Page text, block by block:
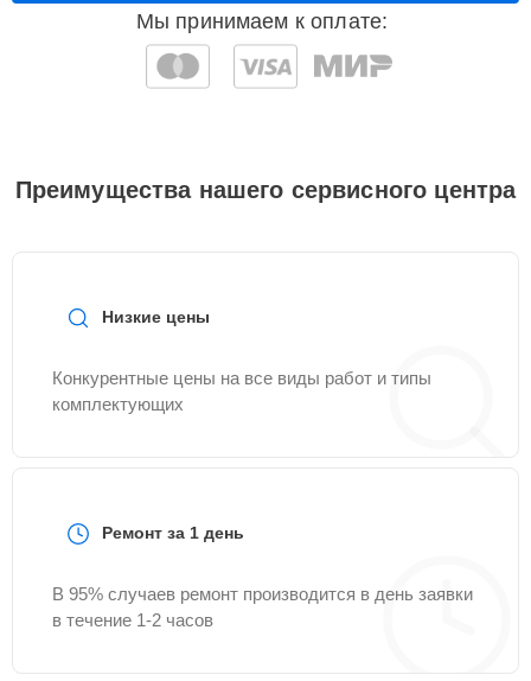
Мы принимаем к оплате:
Преимущества нашего сервисного центра
Низкие цены
Конкурентные цены на все виды работ и типы
комплектующих
Ремонт за 1 день
В 95% случаев ремонт производится в день заявки
в течение 1-2 часов